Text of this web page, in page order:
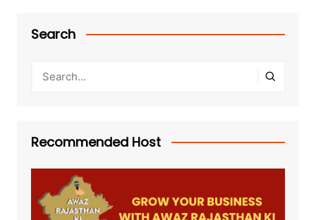
Search
Recommended Host